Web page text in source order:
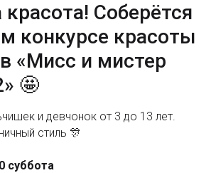
красота! Соберётся
конкурсе красоты
«Мисс и мистер
🤩
и девчонок от 3 до 13 лет.
стиль 🎊
суббота